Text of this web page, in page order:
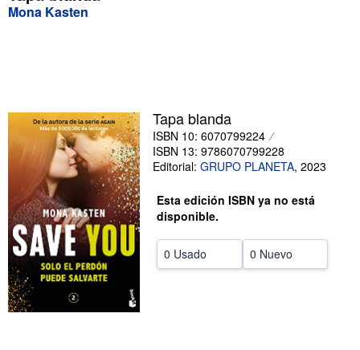
Vendedores
Comenzar a vender
Ayuda
CERRAR
Mona Kasten
Tapa blanda
ISBN 10: 6070799224
ISBN 13: 9786070799228
Editorial: GRUPO PLANETA, 2023
Esta edición ISBN ya no está
disponible.
0 Usado 0 Nuevo